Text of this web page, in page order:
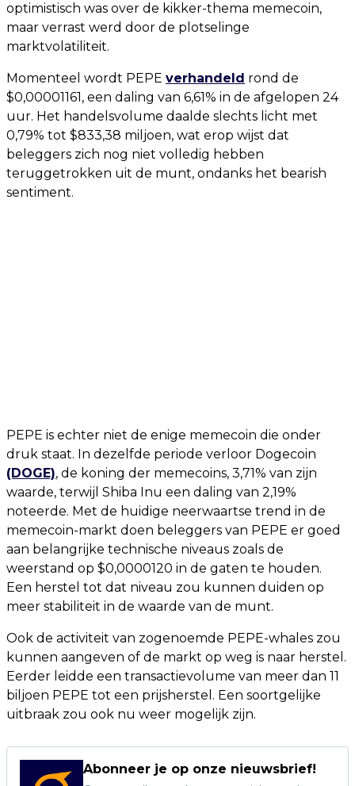
optimistisch was over de kikker-thema memecoin,
maar verrast werd door de plotselinge
marktvolatiliteit.
Momenteel wordt PEPE verhandeld rond de
$0,00001161, een daling van 6,61% in de afgelopen 24
uur. Het handelsvolume daalde slechts licht met
0,79% tot $833,38 miljoen, wat erop wijst dat
beleggers zich nog niet volledig hebben
teruggetrokken uit de munt, ondanks het bearish
sentiment.
PEPE is echter niet de enige memecoin die onder
druk staat. In dezelfde periode verloor Dogecoin
(DOGE), de koning der memecoins, 3,71% van zijn
waarde, terwijl Shiba Inu een daling van 2,19%
noteerde. Met de huidige neerwaartse trend in de
memecoin-markt doen beleggers van PEPE er goed
aan belangrijke technische niveaus zoals de
weerstand op $0,0000120 in de gaten te houden.
Een herstel tot dat niveau zou kunnen duiden op
meer stabiliteit in de waarde van de munt.
Ook de activiteit van zogenoemde PEPE-whales zou
kunnen aangeven of de markt op weg is naar herstel.
Eerder leidde een transactievolume van meer dan 11
biljoen PEPE tot een prijsherstel. Een soortgelijke
uitbraak zou ook nu weer mogelijk zijn.
Abonneer je op onze nieuwsbrief!